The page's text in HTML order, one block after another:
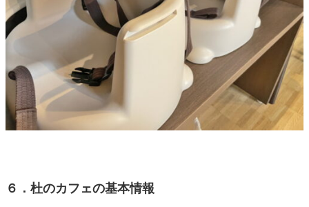
６．杜のカフェの基本情報